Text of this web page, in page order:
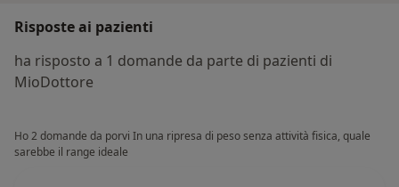
Risposte ai pazienti
ha risposto a 1 domande da parte di pazienti di
MioDottore
Ho 2 domande da porvi In una ripresa di peso senza attività fisica, quale
sarebbe il range ideale